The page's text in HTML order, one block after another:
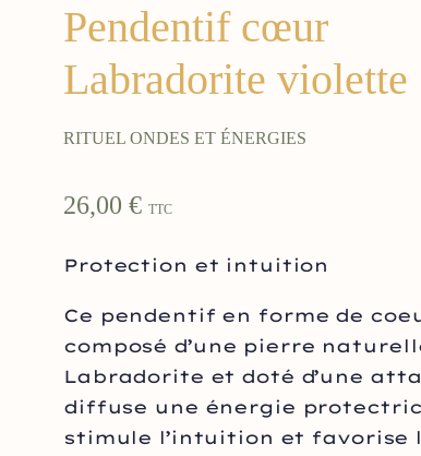
Pendentif cœur
Labradorite violette
RITUEL ONDES ET ÉNERGIES
26,00 € TTC
Protection et intuition
Ce pendentif en forme de
composé d’une pierre
Labradorite et doté d’une
diffuse une énergie
stimule l’intuition et favorise